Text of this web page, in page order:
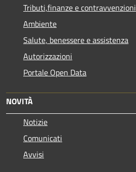
Tributi,finanze e contravvenzioni
Ambiente
Salute, benessere e assistenza
Autorizzazioni
Portale Open Data
NOVITÀ
Notizie
Comunicati
Avvisi